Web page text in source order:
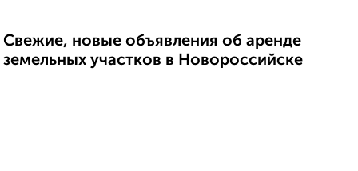
Свежие, новые объявления об аренде
земельных участков в Новороссийске